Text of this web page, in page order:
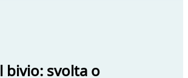
bivio: svolta o